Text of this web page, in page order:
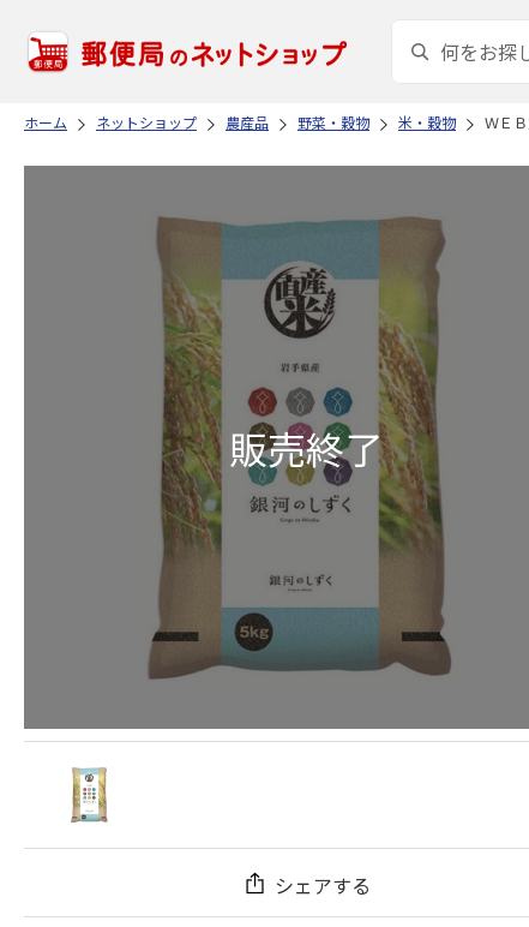
ホーム ネットショップ 農産品 野菜・穀物 米・穀物 ＷＥ
シェアする